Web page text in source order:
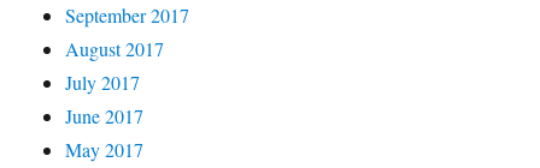
September 2017
August 2017
July 2017
June 2017
May 2017